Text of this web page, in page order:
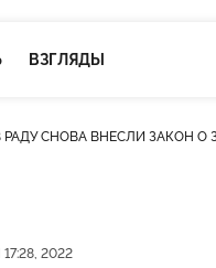
ВЗГЛЯДЫ
РАДУ СНОВА ВНЕСЛИ ЗАКОН
2022